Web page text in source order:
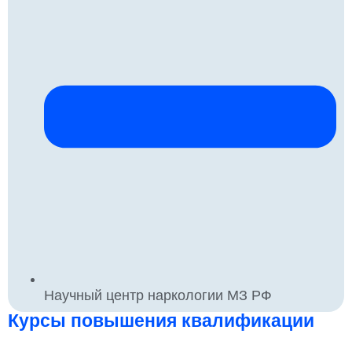
Научный центр наркологии МЗ РФ
Курсы повышения квалификации